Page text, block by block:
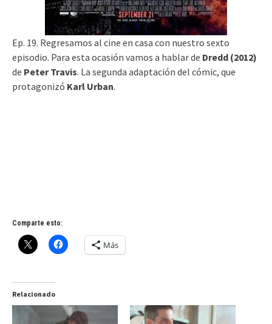
Ep. 19. Regresamos al cine en casa con nuestro sexto
episodio. Para esta ocasión vamos a hablar de Dredd (2012)
de Peter Travis. La segunda adaptación del cómic, que
protagonizó Karl Urban.
Comparte esto:
Más
Relacionado